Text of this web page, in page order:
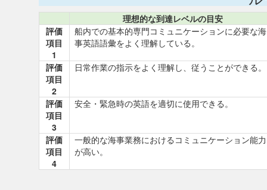
理想的な到達レベルの目安
評価
項目
1
船内での基本的専門コミュニケーションに必要な海
事英語語彙をよく理解している。
評価
項目
2
日常作業の指示をよく理解し、従うことができる。
評価
項目
3
安全・緊急時の英語を適切に使用できる。
評価
項目
4
一般的な海事業務におけるコミュニケーション能力
が高い。